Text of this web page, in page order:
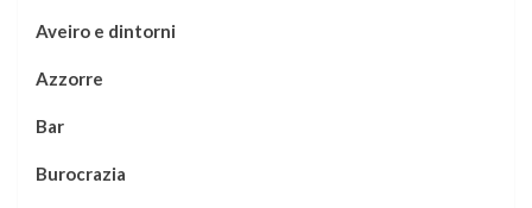
Aveiro e dintorni
Azzorre
Bar
Burocrazia